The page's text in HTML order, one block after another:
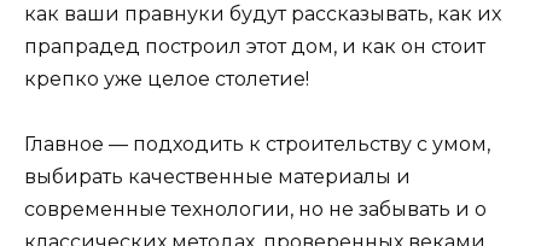
как ваши правнуки будут рассказывать, как их
прапрадед построил этот дом, и как он стоит
крепко уже целое столетие!
Главное — подходить к строительству с умом,
выбирать качественные материалы и
современные технологии, но не забывать и о